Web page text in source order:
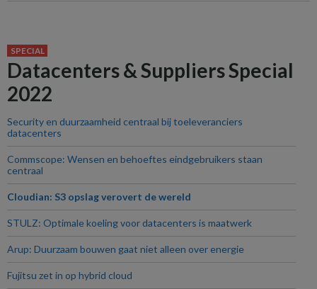
SPECIAL
Datacenters & Suppliers Special
2022
Security en duurzaamheid centraal bij toeleveranciers
datacenters
Commscope: Wensen en behoeftes eindgebruikers staan
centraal
Cloudian: S3 opslag verovert de wereld
STULZ: Optimale koeling voor datacenters is maatwerk
Arup: Duurzaam bouwen gaat niet alleen over energie
Fujitsu zet in op hybrid cloud